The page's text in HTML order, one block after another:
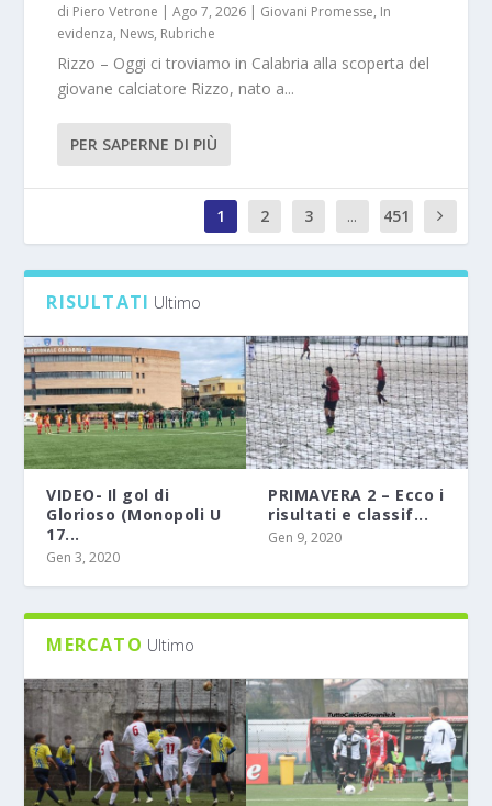
di Piero Vetrone |Ago 7, 2026 | Giovani Promesse, In
evidenza, News, Rubriche
Rizzo – Oggi ci troviamo in Calabria alla scoperta del
giovane calciatore Rizzo, nato a...
PER SAPERNE DI PIÙ
1 2 3 ...
451
1
RISULTATI Ultimo
VIDEO- Il gol di
Glorioso (Monopoli U
17...
Gen 3, 2020
PRIMAVERA 2 – Ecco i
risultati e classif...
Gen 9, 2020
MERCATO Ultimo